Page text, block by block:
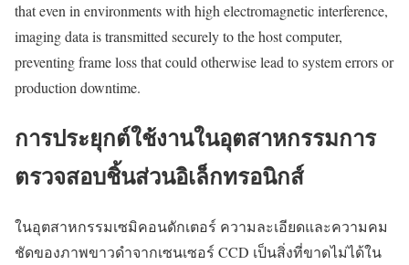
that even in environments with high electromagnetic interference,
imaging data is transmitted securely to the host computer,
preventing frame loss that could otherwise lead to system errors or
production downtime.
การประยุกต์ใช้งานในอุตสาหกรรมการ
ตรวจสอบชิ้นส่วนอิเล็กทรอนิกส์
ในอุตสาหกรรมเซมิคอนดักเตอร์ ความละเอียดและความคม
ชัดของภาพขาวดำจากเซนเซอร์ CCD เป็นสิ่งที่ขาดไม่ได้ใน